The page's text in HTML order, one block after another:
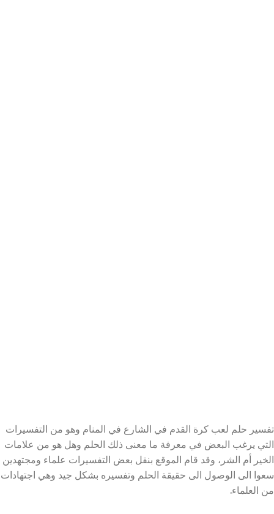
تفسير حلم لعب كرة القدم في الشارع في المنام وهو من التفسيرات
التي يرغب البعض في معرفة ما معنى ذلك الحلم وهل هو من علامات
الخير أم الشر، وقد قام الموقع بنقل بعض التفسيرات علماء ومجتهدين
سعوا الى الوصول الى حقيقة الحلم وتفسيره بشكل جيد وهي اجتهادات
من العلماء.